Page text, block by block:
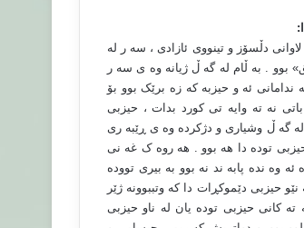
:
دڵسۆز و تینووی ئازادی ، سه ر له
بوو . به ڵام له گه ڵ ژیانه وه ی سه ر
ئه و حیزبه که زه برێک بوو بۆ
نه ته وایه تی کورد بدات ، حیزبی
له گه ڵ وشیاری و دژکرده وه ی ڕێبه ری
توده دا هه بوو . هه روه ک غه نی
وه نده پابه ند نه بوو به بیری تووده
حیزبی دێموکڕات دا که وتببوونه ژێر
کانی حیزبی توده یان له ناو حیزبی